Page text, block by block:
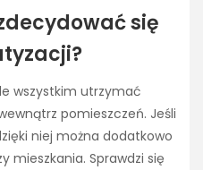
się
wszystkim utrzymać
pomieszczeń. Jeśli
niej można dodatkowo
mieszkania. Sprawdzi się